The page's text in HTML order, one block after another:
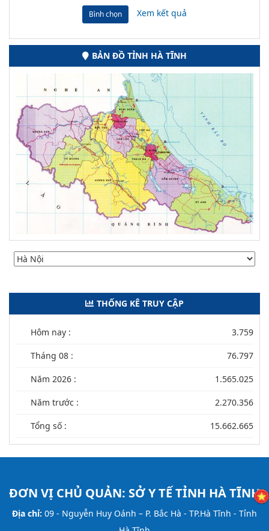
Bình chọn Xem kết quả
BẢN ĐỒ TỈNH HÀ TĨNH
THỐNG KÊ TRUY CẬP
Hôm nay : 3.759
Tháng 08 : 76.797
Năm 2026 : 1.565.025
Năm trước : 2.270.356
Tổng số : 15.662.665
ĐƠN VỊ CHỦ QUẢN: SỞ Y TẾ TỈNH HÀ TĨNH
Địa chỉ: 09 - Nguyễn Huy Oánh – P. Bắc Hà - TP.Hà Tĩnh - Tỉnh